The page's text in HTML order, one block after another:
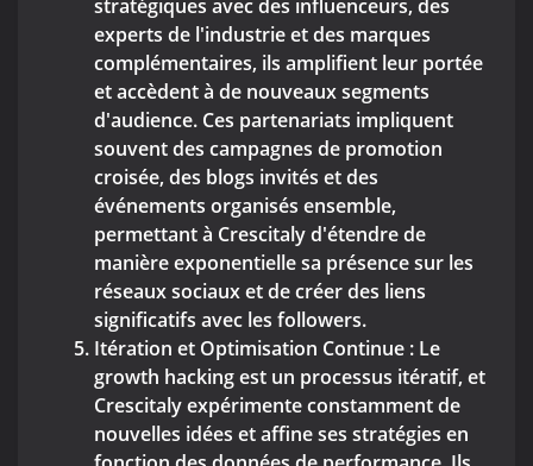
stratégiques avec des influenceurs, des
experts de l'industrie et des marques
complémentaires, ils amplifient leur portée
et accèdent à de nouveaux segments
d'audience. Ces partenariats impliquent
souvent des campagnes de promotion
croisée, des blogs invités et des
événements organisés ensemble,
permettant à Crescitaly d'étendre de
manière exponentielle sa présence sur les
réseaux sociaux et de créer des liens
significatifs avec les followers.
Itération et Optimisation Continue : Le
growth hacking est un processus itératif, et
Crescitaly expérimente constamment de
nouvelles idées et affine ses stratégies en